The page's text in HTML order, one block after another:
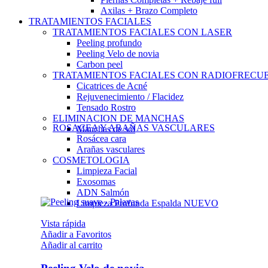
Axilas + Brazo Completo
TRATAMIENTOS FACIALES
TRATAMIENTOS FACIALES CON LASER
Peeling profundo
Peeling Velo de novia
Carbon peel
TRATAMIENTOS FACIALES CON
Cicatrices de Acné
Rejuvenecimiento / Flacidez
Tensado Rostro
ELIMINACION DE MANCHAS
Manchas de sol
ROSACEA Y ARAÑAS VASCULARES
Rosácea cara
Arañas vasculares
COSMETOLOGIA
Limpieza Facial
Exosomas
ADN Salmón
Limpieza Profunda Espalda NUEVO
Vista rápida
Añadir a Favoritos
Añadir al carrito